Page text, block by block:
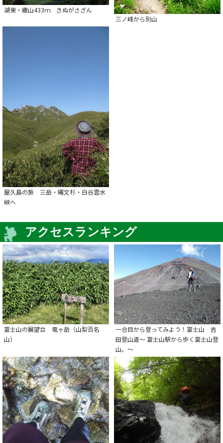
湖東・繖山433ｍ きぬがさざん
三ノ峰から別山
屋久島の旅 三岳・縄文杉・白谷雲水
峡へ
アクセスランキング
富士山の展望台 竜ヶ岳（山梨百名
山）
一合目から登ってみよう！富士山 吉
田登山道～ 富士山駅から歩く富士山登
山。～